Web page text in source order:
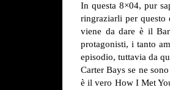
In questa 8×04, pur
ringraziarli per
viene da dare è il
protagonisti, i tanto
episodio, tuttavia da
Carter Bays se ne
è il vero How I Met